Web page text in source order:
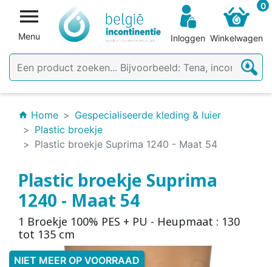

Menu Inloggen
0
Winkelwagen
home Home
Gespecialiseerde kleding & luier
Plastic broekje
Plastic broekje Suprima 1240 - Maat 54
Plastic broekje Suprima
1240 - Maat 54
1 Broekje 100% PES + PU - Heupmaat : 130
tot 135 cm
NIET MEER OP VOORRAAD